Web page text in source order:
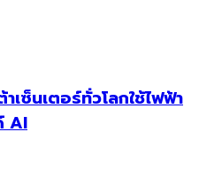
ซ็นเตอร์ทั่วโลกใช้ไฟฟ้า
AI